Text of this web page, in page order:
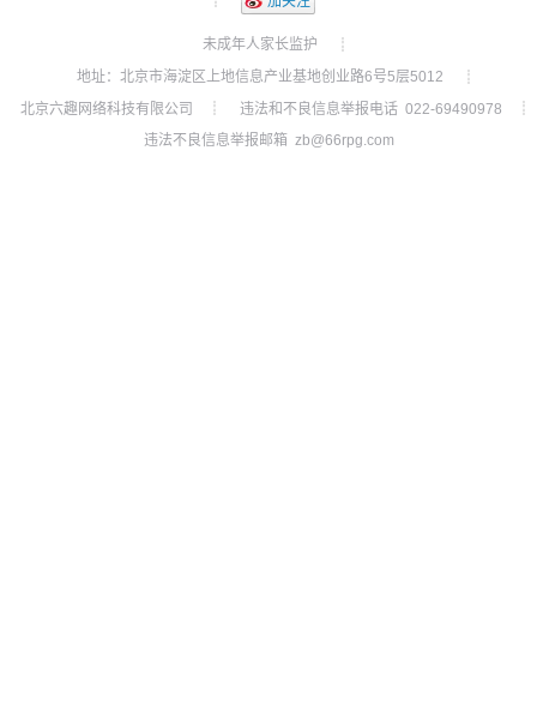
未成年人家长监护
┊
地址：北京市海淀区上地信息产业基地创业路6号5层5012
┊
北京六趣网络科技有限公司
┊ 违法和不良信息举报电话 022-69490978
┊
违法不良信息举报邮箱 zb@66rpg.com